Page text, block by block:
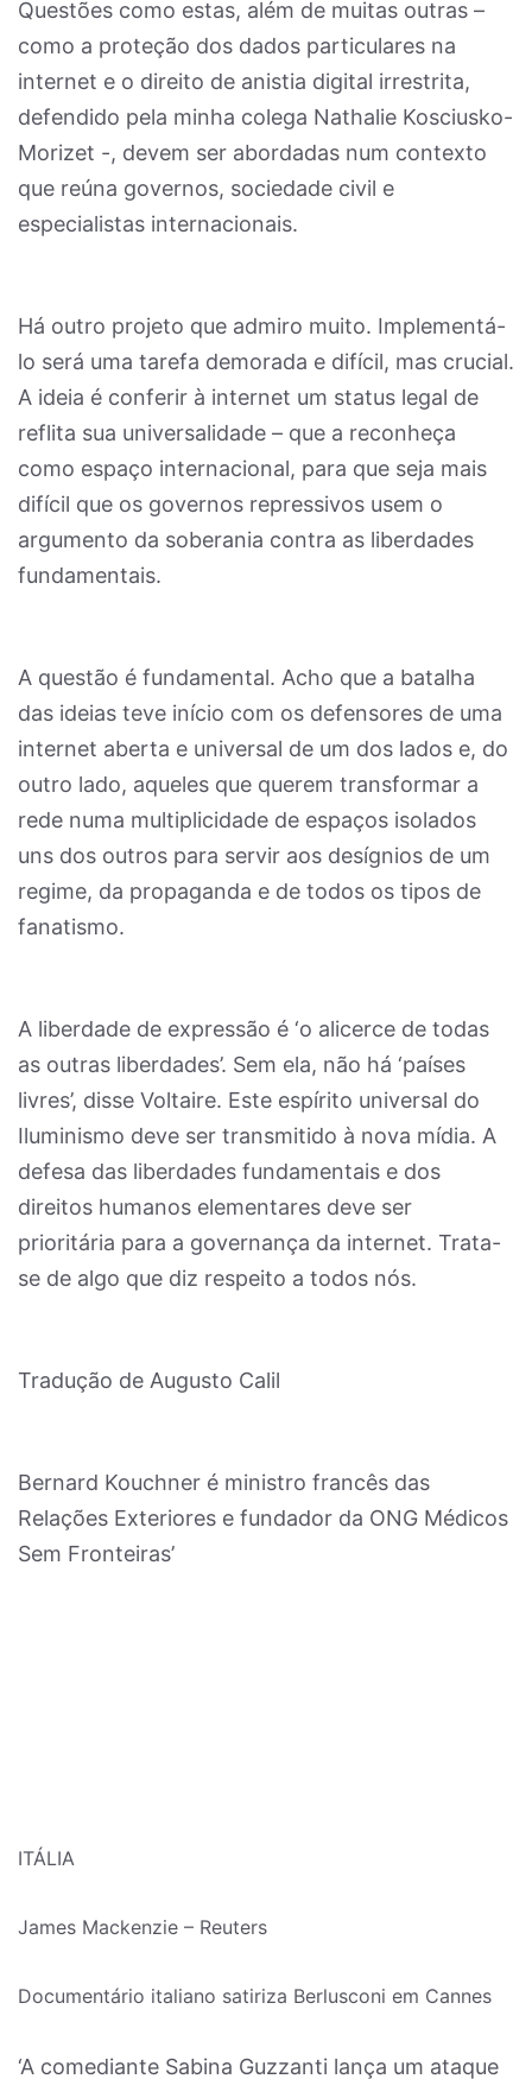
Questões como estas, além de muitas outras –
como a proteção dos dados particulares na
internet e o direito de anistia digital irrestrita,
defendido pela minha colega Nathalie Kosciusko-
Morizet -, devem ser abordadas num contexto
que reúna governos, sociedade civil e
especialistas internacionais.
Há outro projeto que admiro muito. Implementá-
lo será uma tarefa demorada e difícil, mas crucial.
A ideia é conferir à internet um status legal de
reflita sua universalidade – que a reconheça
como espaço internacional, para que seja mais
difícil que os governos repressivos usem o
argumento da soberania contra as liberdades
fundamentais.
A questão é fundamental. Acho que a batalha
das ideias teve início com os defensores de uma
internet aberta e universal de um dos lados e, do
outro lado, aqueles que querem transformar a
rede numa multiplicidade de espaços isolados
uns dos outros para servir aos desígnios de um
regime, da propaganda e de todos os tipos de
fanatismo.
A liberdade de expressão é ‘o alicerce de todas
as outras liberdades’. Sem ela, não há ‘países
livres’, disse Voltaire. Este espírito universal do
Iluminismo deve ser transmitido à nova mídia. A
defesa das liberdades fundamentais e dos
direitos humanos elementares deve ser
prioritária para a governança da internet. Trata-
se de algo que diz respeito a todos nós.
Tradução de Augusto Calil
Bernard Kouchner é ministro francês das
Relações Exteriores e fundador da ONG Médicos
Sem Fronteiras’
ITÁLIA
James Mackenzie – Reuters
Documentário italiano satiriza Berlusconi em Cannes
‘A comediante Sabina Guzzanti lança um ataque